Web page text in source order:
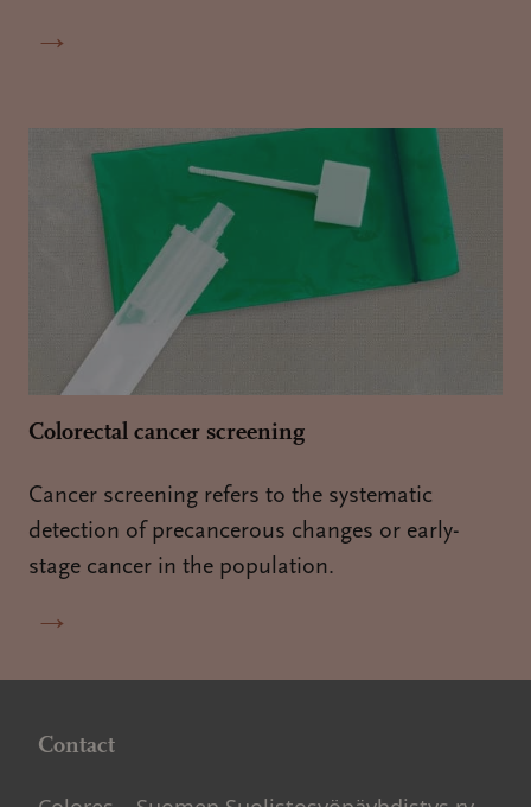
→
Colorectal cancer screening
Cancer screening refers to the systematic
detection of precancerous changes or early-
stage cancer in the population.
→
Contact